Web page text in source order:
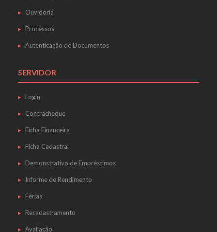
Ouvidoria
Processos
Autenticação de Documentos
SERVIDOR
Login
Contracheque
Ficha Financeira
Ficha Cadastral
Demonstrativo de Empréstimos
Informe de Rendimento
Férias
Recadastramento
Avaliação